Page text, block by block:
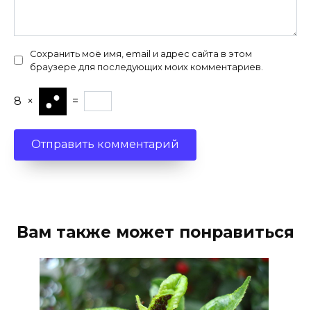
Сохранить моё имя, email и адрес сайта в этом
браузере для последующих моих комментариев.
8 × =
Вам также может понравиться